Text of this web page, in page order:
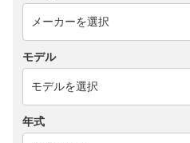
モデル
年式